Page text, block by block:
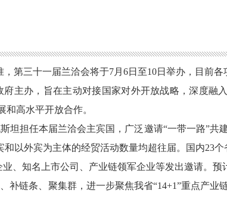
第三十一届兰洽会将于7月6日至10日举办，目前各
主办，旨在主动对接国家对外开放战略，深度融
高水平开放合作。
坦担任本届兰洽会主宾国，广泛邀请“一带一路”共
以外宾为主体的经贸活动数量均超往届。国内23
、知名上市公司、产业链领军企业等发出邀请。预
补链条、聚集群，进一步聚焦我省“14+1”重点产业